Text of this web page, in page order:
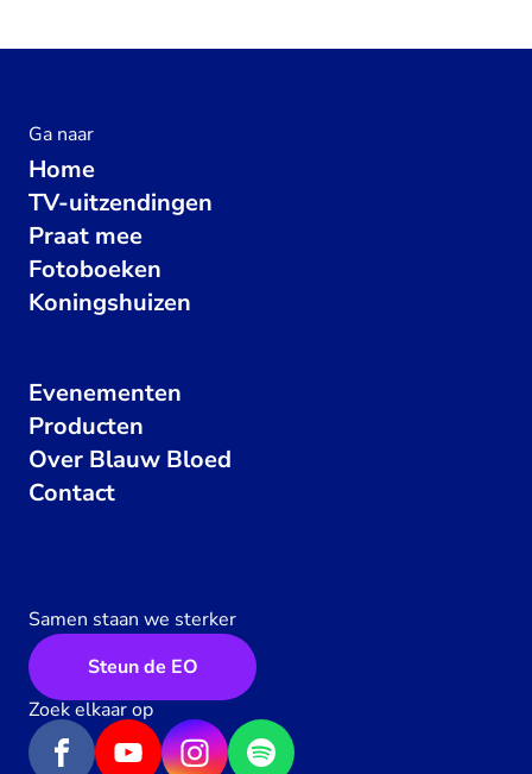
Ga naar
Home
TV-uitzendingen
Praat mee
Fotoboeken
Koningshuizen
Evenementen
Producten
Over Blauw Bloed
Contact
Samen staan we sterker
Steun de EO
Zoek elkaar op